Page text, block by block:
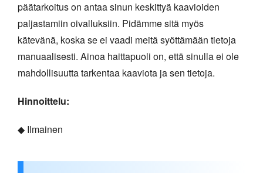
päätarkoitus on antaa sinun keskittyä kaavioiden
paljastamiin oivalluksiin. Pidämme sitä myös
kätevänä, koska se ei vaadi meitä syöttämään tietoja
manuaalisesti. Ainoa haittapuoli on, että sinulla ei ole
mahdollisuutta tarkentaa kaaviota ja sen tietoja.
Hinnoittelu:
◆ Ilmainen